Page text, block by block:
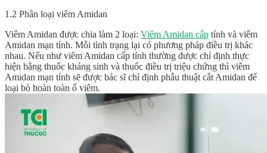
1.2 Phân loại viêm Amidan
Viêm Amidan được chia làm 2 loại: Viêm Amidan cấp tính và viêm
Amidan mạn tính. Mỗi tình trạng lại có phương pháp điều trị khác
nhau. Nếu như viêm Amidan cấp tính thường được chỉ định thực
hiện bằng thuốc kháng sinh và thuốc điều trị triệu chứng thì viêm
Amidan mạn tính sẽ được bác sĩ chỉ định phẫu thuật cắt Amidan để
loại bỏ hoàn toàn ổ viêm.